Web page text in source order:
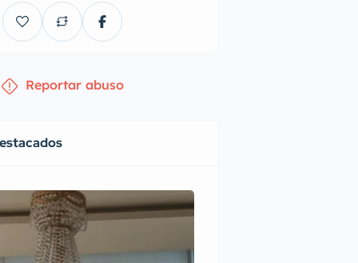
Reportar abuso